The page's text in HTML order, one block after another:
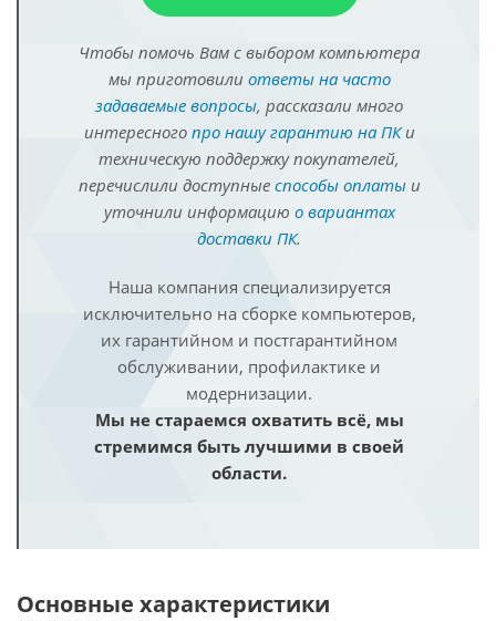
Чтобы помочь Вам с выбором компьютера
мы приготовили ответы на часто
задаваемые вопросы, рассказали много
интересного про нашу гарантию на ПКи
техническую поддержку покупателей,
перечислили доступные способы оплатыи
уточнили информацию о вариантах
доставки ПК.
Наша компания специализируется
исключительно на сборке компьютеров,
их гарантийном и постгарантийном
обслуживании, профилактике и
модернизации.
Мы не стараемся охватить всё, мы
стремимся быть лучшими в своей
области.
Основные характеристики